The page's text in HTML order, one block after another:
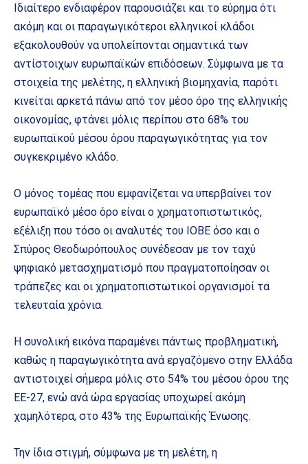
Ιδιαίτερο ενδιαφέρον παρουσιάζει και το εύρημα ότι
ακόμη και οι παραγωγικότεροι ελληνικοί κλάδοι
εξακολουθούν να υπολείπονται σημαντικά των
αντίστοιχων ευρωπαϊκών επιδόσεων. Σύμφωνα με τα
στοιχεία της μελέτης, η ελληνική βιομηχανία, παρότι
κινείται αρκετά πάνω από τον μέσο όρο της ελληνικής
οικονομίας, φτάνει μόλις περίπου στο 68% του
ευρωπαϊκού μέσου όρου παραγωγικότητας για τον
συγκεκριμένο κλάδο.
Ο μόνος τομέας που εμφανίζεται να υπερβαίνει τον
ευρωπαϊκό μέσο όρο είναι ο χρηματοπιστωτικός,
εξέλιξη που τόσο οι αναλυτές του ΙΟΒΕ όσο και ο
Σπύρος Θεοδωρόπουλος συνέδεσαν με τον ταχύ
ψηφιακό μετασχηματισμό που πραγματοποίησαν οι
τράπεζες και οι χρηματοπιστωτικοί οργανισμοί τα
τελευταία χρόνια.
Η συνολική εικόνα παραμένει πάντως προβληματική,
καθώς η παραγωγικότητα ανά εργαζόμενο στην Ελλάδα
αντιστοιχεί σήμερα μόλις στο 54% του μέσου όρου της
ΕΕ-27, ενώ ανά ώρα εργασίας υποχωρεί ακόμη
χαμηλότερα, στο 43% της Ευρωπαϊκής Ένωσης.
Την ίδια στιγμή, σύμφωνα με τη μελέτη, η